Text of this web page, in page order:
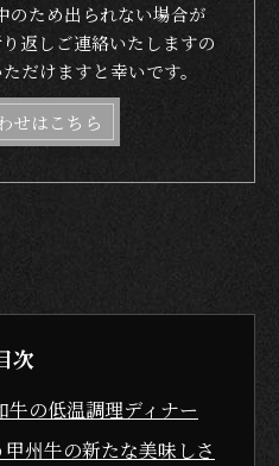
のため出られない場合が
返しご連絡いたしますの
だけますと幸いです。
せはこちら
次
の低温調理ディナー
州牛の新たな美味しさ